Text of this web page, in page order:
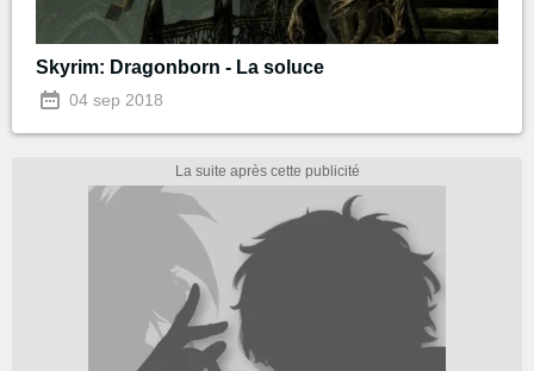
Skyrim: Dragonborn - La soluce
04 sep 2018